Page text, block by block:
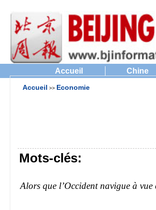
Accueil Chine
Accueil >> Economie
Mots-clés:
Alors que l’Occident navigue à